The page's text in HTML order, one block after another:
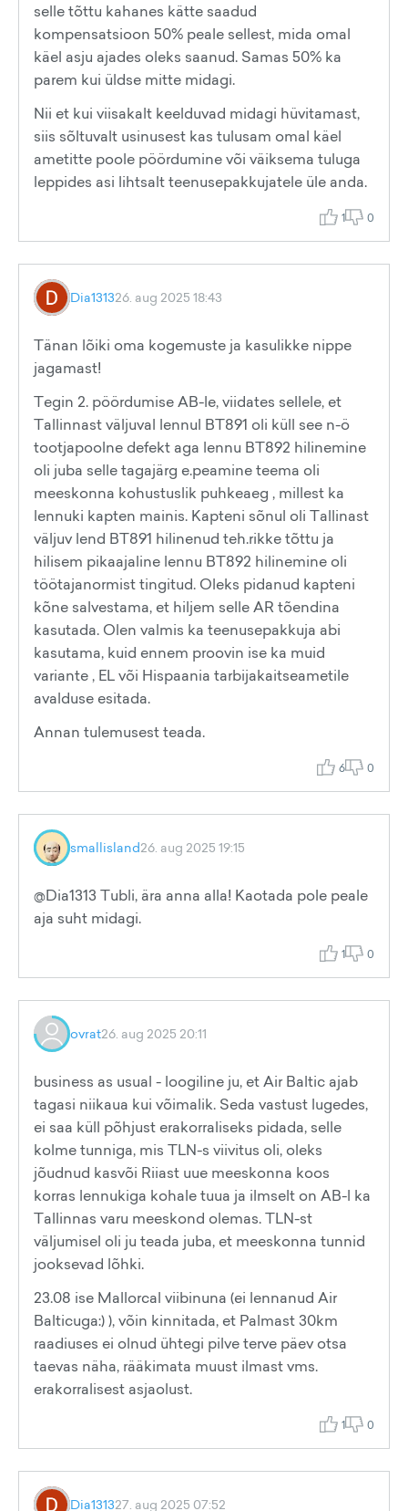
selle tõttu kahanes kätte saadud
kompensatsioon 50% peale sellest, mida omal
käel asju ajades oleks saanud. Samas 50% ka
parem kui üldse mitte midagi.
Nii et kui viisakalt keelduvad midagi hüvitamast,
siis sõltuvalt usinusest kas tulusam omal käel
ametitte poole pöördumine või väiksema tuluga
leppides asi lihtsalt teenusepakkujatele üle anda.
1 0
Dia131326. aug 2025 18:43
Tänan lõiki oma kogemuste ja kasulikke nippe
jagamast!
Tegin 2. pöördumise AB-le, viidates sellele, et
Tallinnast väljuval lennul BT891 oli küll see n-ö
tootjapoolne defekt aga lennu BT892 hilinemine
oli juba selle tagajärg e.peamine teema oli
meeskonna kohustuslik puhkeaeg , millest ka
lennuki kapten mainis. Kapteni sõnul oli Tallinast
väljuv lend BT891 hilinenud teh.rikke tõttu ja
hilisem pikaajaline lennu BT892 hilinemine oli
töötajanormist tingitud. Oleks pidanud kapteni
kõne salvestama, et hiljem selle AR tõendina
kasutada. Olen valmis ka teenusepakkuja abi
kasutama, kuid ennem proovin ise ka muid
variante , EL või Hispaania tarbijakaitseametile
avalduse esitada.
Annan tulemusest teada.
6 0
smallisland26. aug 2025 19:15
@Dia1313 Tubli, ära anna alla! Kaotada pole peale
aja suht midagi.
1 0
ovrat26. aug 2025 20:11
business as usual - loogiline ju, et Air Baltic ajab
tagasi niikaua kui võimalik. Seda vastust lugedes,
ei saa küll põhjust erakorraliseks pidada, selle
kolme tunniga, mis TLN-s viivitus oli, oleks
jõudnud kasvõi Riiast uue meeskonna koos
korras lennukiga kohale tuua ja ilmselt on AB-l ka
Tallinnas varu meeskond olemas. TLN-st
väljumisel oli ju teada juba, et meeskonna tunnid
jooksevad lõhki.
23.08 ise Mallorcal viibinuna (ei lennanud Air
Balticuga:) ), võin kinnitada, et Palmast 30km
raadiuses ei olnud ühtegi pilve terve päev otsa
taevas näha, rääkimata muust ilmast vms.
erakorralisest asjaolust.
1 0
Dia131327. aug 2025 07:52